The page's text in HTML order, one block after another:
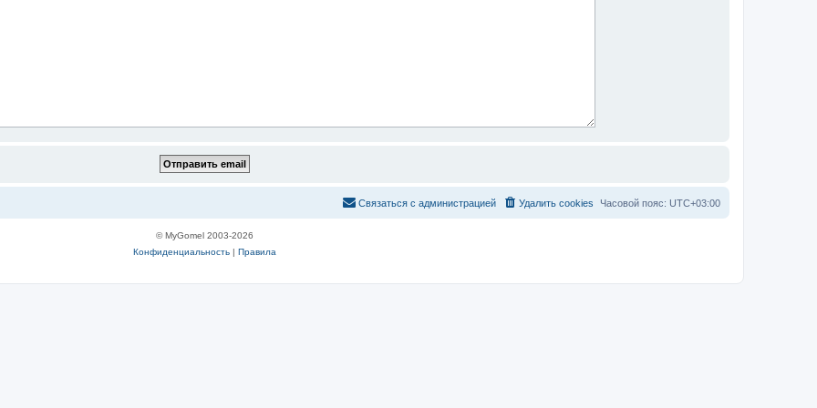
Часовой пояс: UTC+03:00
Удалить cookies
Связаться с администрацией
© MyGomel 2003-2026
Конфиденциальность| Правила